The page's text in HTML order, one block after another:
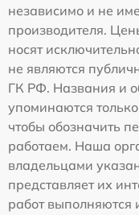
независимо и не
производителя.
носят
не являются
ГК РФ. Названия и
упоминаются
чтобы обозначить
работаем. Наша
владельцами
представляет их
работ выполняются